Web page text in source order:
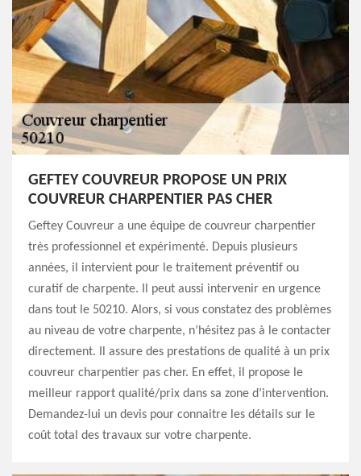
GEFTEY COUVREUR PROPOSE UN PRIX
COUVREUR CHARPENTIER PAS CHER
Geftey Couvreur a une équipe de couvreur charpentier
très professionnel et expérimenté. Depuis plusieurs
années, il intervient pour le traitement préventif ou
curatif de charpente. Il peut aussi intervenir en urgence
dans tout le 50210. Alors, si vous constatez des problèmes
au niveau de votre charpente, n’hésitez pas à le contacter
directement. Il assure des prestations de qualité à un prix
couvreur charpentier pas cher. En effet, il propose le
meilleur rapport qualité/prix dans sa zone d’intervention.
Demandez-lui un devis pour connaitre les détails sur le
coût total des travaux sur votre charpente.